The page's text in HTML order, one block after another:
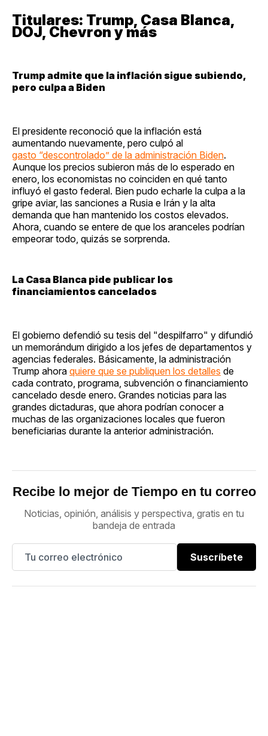
Titulares: Trump, Casa Blanca,
DOJ, Chevron y más
Trump admite que la inflación sigue subiendo,
pero culpa a Biden
El presidente reconoció que la inflación está
aumentando nuevamente, pero culpó al
gasto “descontrolado” de la administración Biden.
Aunque los precios subieron más de lo esperado en
enero, los economistas no coinciden en qué tanto
influyó el gasto federal. Bien pudo echarle la culpa a la
gripe aviar, las sanciones a Rusia e Irán y la alta
demanda que han mantenido los costos elevados.
Ahora, cuando se entere de que los aranceles podrían
empeorar todo, quizás se sorprenda.
La Casa Blanca pide publicar los
financiamientos cancelados
El gobierno defendió su tesis del "despilfarro" y difundió
un memorándum dirigido a los jefes de departamentos y
agencias federales. Básicamente, la administración
Trump ahora quiere que se publiquen los detalles de
cada contrato, programa, subvención o financiamiento
cancelado desde enero. Grandes noticias para las
grandes dictaduras, que ahora podrían conocer a
muchas de las organizaciones locales que fueron
beneficiarias durante la anterior administración.
Recibe lo mejor de Tiempo en tu correo
Noticias, opinión, análisis y perspectiva, gratis en tu
bandeja de entrada
Suscríbete